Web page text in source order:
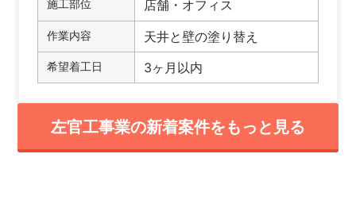
施工部位 店舗・オフィス
作業内容 天井と壁の塗り替え
希望着工日 3ヶ月以内
左官工事業の新着案件をもっと見る